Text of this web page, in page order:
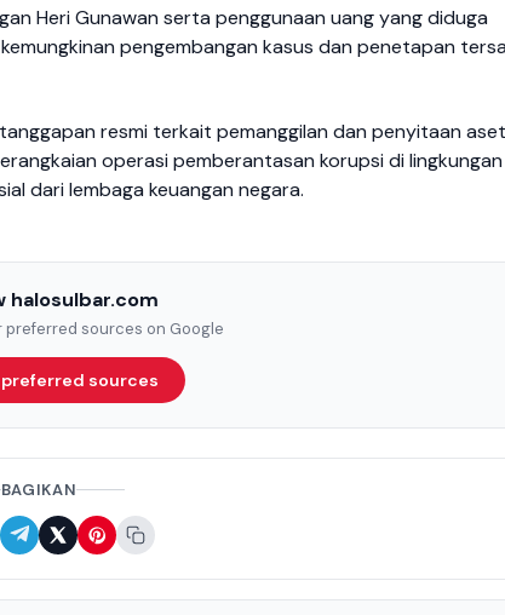
Heri Gunawan serta penggunaan uang yang diduga
pengembangan kasus dan penetapan
resmi terkait pemanggilan dan penyitaan aset
operasi pemberantasan korupsi di lingkungan
dari lembaga keuangan negara.
halosulbar.com
preferred sources on Google
sources
BAGIKAN